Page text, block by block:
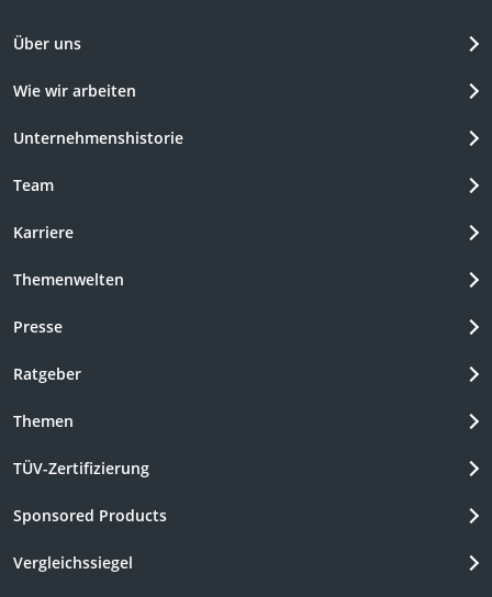
Über uns
Wie wir arbeiten
Unternehmenshistorie
Team
Karriere
Themenwelten
Presse
Ratgeber
Themen
TÜV-Zertifizierung
Sponsored Products
Vergleichssiegel